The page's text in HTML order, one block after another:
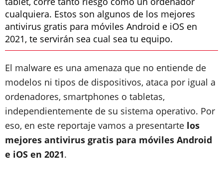
cualquiera. Estos son algunos de los mejores
antivirus gratis para móviles Android e iOS en
2021, te servirán sea cual sea tu equipo.
El malware es una amenaza que no entiende de
modelos ni tipos de dispositivos, ataca por igual a
ordenadores, smartphones o tabletas,
independientemente de su sistema operativo. Por
eso, en este reportaje vamos a presentarte los
mejores antivirus gratis para móviles Android
e iOS en 2021.